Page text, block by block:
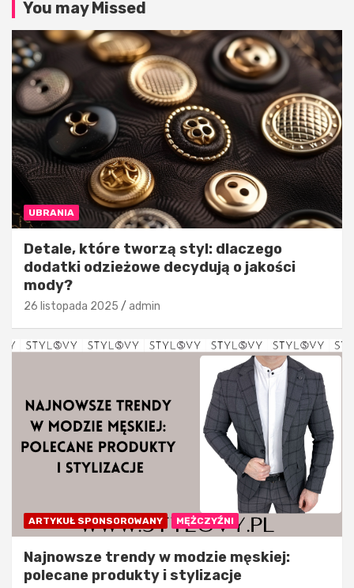
You may Missed
UBRANIA
Detale, które tworzą styl: dlaczego
dodatki odzieżowe decydują o jakości
mody?
26 listopada 2025 admin
ARTYKUŁ SPONSOROWANY MĘŻCZYŹNI
Najnowsze trendy w modzie męskiej:
polecane produkty i stylizacje